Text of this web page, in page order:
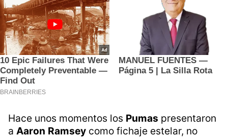
Hace unos momentos los Pumas presentaron
a Aaron Ramsey como fichaje estelar, no